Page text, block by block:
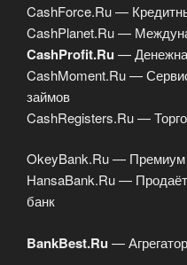
CashForce.Ru —
CashPlanet.Ru —
CashProfit.Ru —
CashMoment.Ru —
займов
CashRegisters.Ru —
OkeyBank.Ru — Премиум
HansaBank.Ru —
банк
BankBest.Ru —